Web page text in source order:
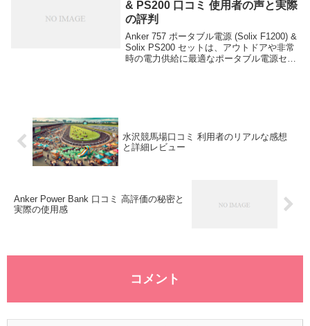
& PS200 口コミ 使用者の声と実際
の評判
Anker 757 ポータブル電源 (Solix F1200) &
Solix PS200 セットは、アウトドアや非常
時の電力供給に最適なポータブル電源セッ
水沢競馬場口コミ 利用者のリアルな感想
と詳細レビュー
Anker Power Bank 口コミ 高評価の秘密と
実際の使用感
コメント